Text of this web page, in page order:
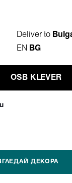
Deliver to
EN BG
OSB KLEVER
ДЕКОРА